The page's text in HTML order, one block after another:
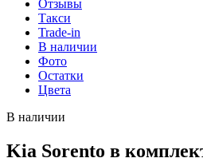
Отзывы
Такси
Trade-in
В наличии
Фото
Остатки
Цвета
В наличии
Kia Sorento в